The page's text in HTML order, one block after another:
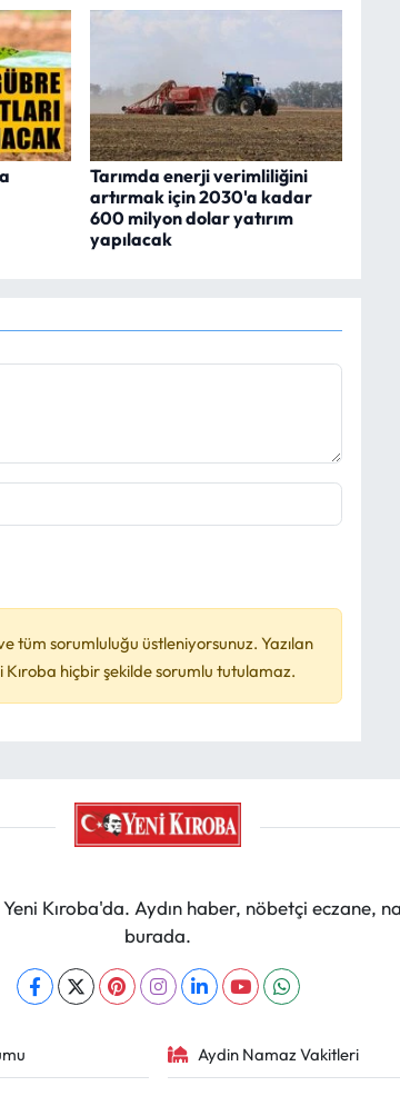
Tarımda enerji verimliliğini
artırmak için 2030'a kadar
600 milyon dolar yatırım
yapılacak
tüm sorumluluğu üstleniyorsunuz. Yazılan
hiçbir şekilde sorumlu tutulamaz.
Kıroba'da. Aydın haber, nöbetçi eczane,
burada.
Aydin Namaz Vakitleri